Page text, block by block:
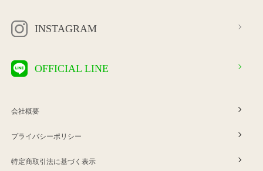
INSTAGRAM
OFFICIAL LINE
会社概要
プライバシーポリシー
特定商取引法に基づく表示